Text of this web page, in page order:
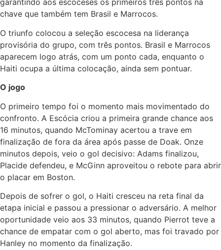
garantindo aos escoceses os primeiros três pontos na
chave que também tem Brasil e Marrocos.
O triunfo colocou a seleção escocesa na liderança
provisória do grupo, com três pontos. Brasil e Marrocos
aparecem logo atrás, com um ponto cada, enquanto o
Haiti ocupa a última colocação, ainda sem pontuar.
O jogo
O primeiro tempo foi o momento mais movimentado do
confronto. A Escócia criou a primeira grande chance aos
16 minutos, quando McTominay acertou a trave em
finalização de fora da área após passe de Doak. Onze
minutos depois, veio o gol decisivo: Adams finalizou,
Placide defendeu, e McGinn aproveitou o rebote para abrir
o placar em Boston.
Depois de sofrer o gol, o Haiti cresceu na reta final da
etapa inicial e passou a pressionar o adversário. A melhor
oportunidade veio aos 33 minutos, quando Pierrot teve a
chance de empatar com o gol aberto, mas foi travado por
Hanley no momento da finalização.